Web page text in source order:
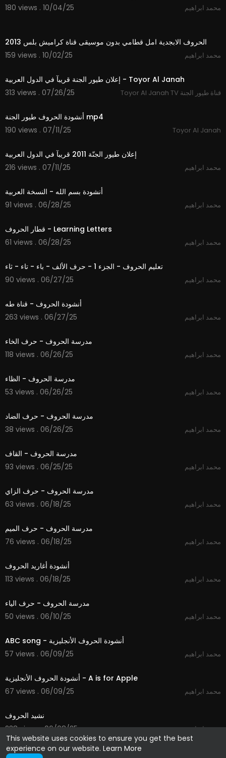
This website uses cookies to ensure you get the best
experience on our website. Learn More
180 views . 10/04/25
محمد ابراهيم
الحروف الابجدية امل قطامي بدون موسيقى قناة كراميش بلس 2013
159 views . 10/02/25
محمد ابراهيم
إعلان طيور الجنة قريبآ في الدول العربية - Toyor Al Janah
313 views . 07/26/25
Toyor Al Janah TV قناة طيور الجنة
أنشودة الحروف طيور الجنة mp4
190 views . 07/11/25
Toyor Al Janah
إعلان طيور الجنّة 2011 قريبآ في الدول العربية
216 views . 07/11/25
محمد ابراهيم
أنشودة بسم الله - النسخة العربية
91 views . 06/28/25
محمد ابراهيم
قطار الحروف - Learning Letters
61 views . 06/28/25
محمد ابراهيم
تعليم الحروف - الجزء 1 - حرف الألف - باء - تاء - ثاء
90 views . 06/27/25
محمد ابراهيم
أنشودة الحروف - قناة طه
263 views . 06/27/25
محمد ابراهيم
مدرسة الحروف - حرف الخاء
118 views . 06/26/25
محمد ابراهيم
مدرسة الحروف - الظاء
53 views . 06/26/25
محمد ابراهيم
مدرسة الحروف - حرف الضاد
38 views . 06/26/25
محمد ابراهيم
مدرسة الحروف - القاف
93 views . 06/25/25
محمد ابراهيم
مدرسة الحروف - حرف الزاي
63 views . 06/18/25
محمد ابراهيم
مدرسة الحروف - حرف الميم
76 views . 06/18/25
محمد ابراهيم
أنشودة أغاريد الحروف
113 views . 06/18/25
محمد ابراهيم
مدرسة الحروف - حرف الياء
50 views . 06/10/25
محمد ابراهيم
ABC song - أنشودة الحروف الأنجليزية
57 views . 06/09/25
محمد ابراهيم
أنشودة الحروف الأنجليزية - A is for Apple
67 views . 06/09/25
محمد ابراهيم
نشيد الحروف
238 views . 06/08/25
محمد ابراهيم